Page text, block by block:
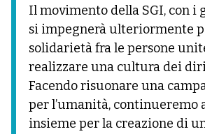
Il movimento della SGI, con i
si impegnerà ulteriormente
solidarietà fra le persone
realizzare una cultura dei
Facendo risuonare una
per l’umanità, continueremo
insieme per la creazione di